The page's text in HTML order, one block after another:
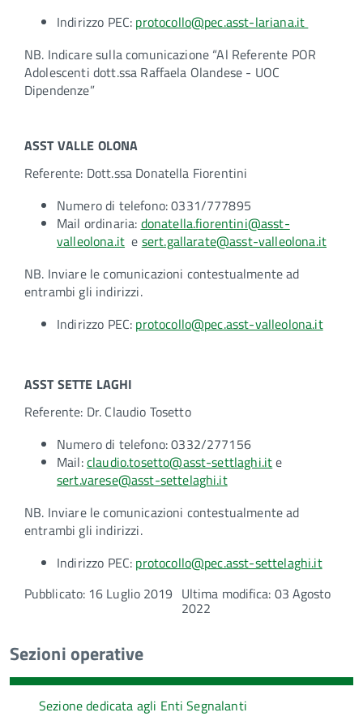
Indirizzo PEC: protocollo@pec.asst-lariana.it
NB. Indicare sulla comunicazione “Al Referente POR
Adolescenti dott.ssa Raffaela Olandese - UOC
Dipendenze”
ASST VALLE OLONA
Referente: Dott.ssa Donatella Fiorentini
Numero di telefono: 0331/777895
Mail ordinaria: donatella.fiorentini@asst-
valleolona.it e sert.gallarate@asst-valleolona.it
NB. Inviare le comunicazioni contestualmente ad
entrambi gli indirizzi.
Indirizzo PEC: protocollo@pec.asst-valleolona.it
ASST SETTE LAGHI
Referente: Dr. Claudio Tosetto
Numero di telefono: 0332/277156
Mail:claudio.tosetto@asst-settlaghi.ite
sert.varese@asst-settelaghi.it
NB. Inviare le comunicazioni contestualmente ad
entrambi gli indirizzi.
Indirizzo PEC: protocollo@pec.asst-settelaghi.it
Pubblicato: 16 Luglio 2019 Ultima modifica: 03 Agosto
2022
Sezioni operative
Sezione dedicata agli Enti Segnalanti